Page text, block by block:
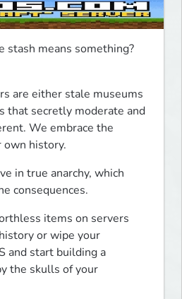
stash means something?
are either stale museums
that secretly moderate and
We embrace the
own history.
in true anarchy, which
consequences.
items on servers
or wipe your
and start building a
the skulls of your